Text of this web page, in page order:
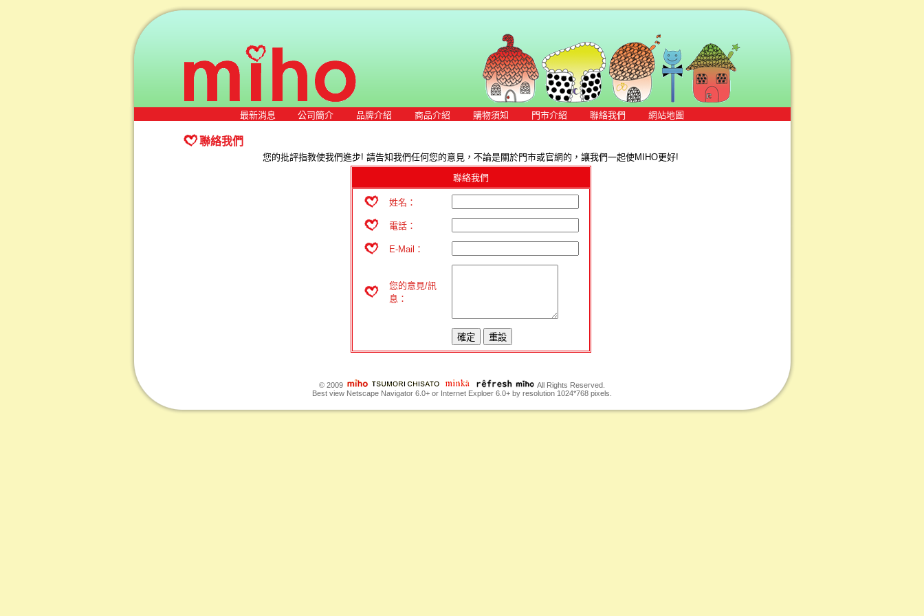
最新消息 公司簡介 品牌介紹 商品介紹 購物須知 門市介紹 聯絡我們 網站地圖
聯絡我們
您的批評指教使我們進步! 請告知我們任何您的意見，不論是關於門市或官網的，讓我們一起使MIHO更好!
聯絡我們
姓名：
電話：
E-Mail：
您的意見/訊
息：
© 2009
All Rights Reserved.
Best view Netscape Navigator 6.0+ or Internet Exploer 6.0+ by resolution 1024*768 pixels.